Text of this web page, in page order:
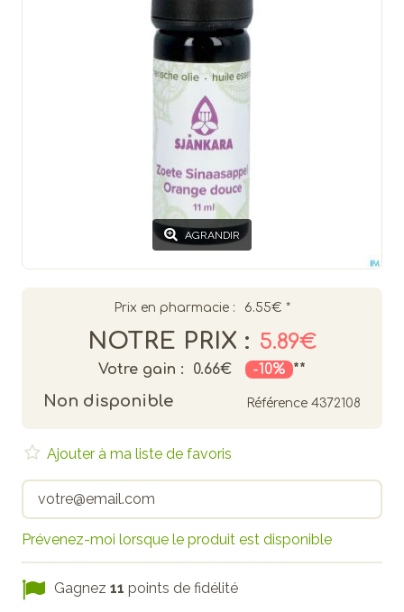
AGRANDIR
Prix en pharmacie : 6.55€ *
NOTRE PRIX : 5.89€
Votre gain : 0.66€ -10% **
Non disponible Référence 4372108
Prévenez-moi lorsque le produit est disponible
Ajouter à ma liste de favoris
Gagnez 11 points de fidélité